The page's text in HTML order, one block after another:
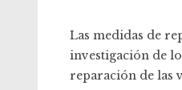
Las medidas de
investigación de
reparación de las